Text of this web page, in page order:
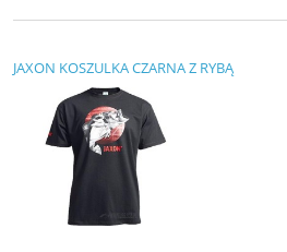
JAXON KOSZULKA CZARNA Z RYBĄ